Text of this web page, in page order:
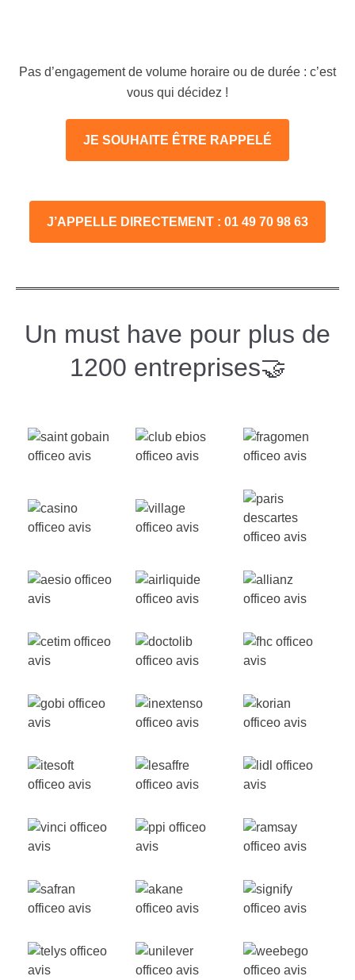
Pas d’engagement de volume horaire ou de durée : c’est
vous qui décidez !
JE SOUHAITE ÊTRE RAPPELÉ
J’APPELLE DIRECTEMENT : 01 49 70 98 63
Un must have pour plus de
1200 entreprises🤝